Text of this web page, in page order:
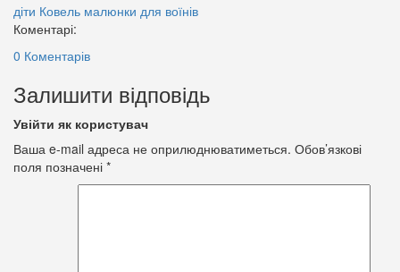
діти Ковель малюнки для воїнів
Коментарі:
0 Коментарів
Залишити відповідь
Увійти як користувач
Ваша e-mail адреса не оприлюднюватиметься. Обов’язкові
поля позначені *